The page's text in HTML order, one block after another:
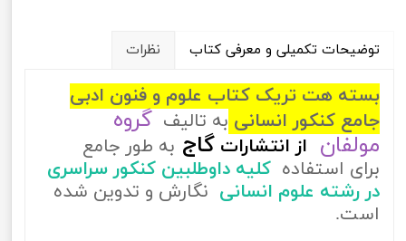
توضیحات تکمیلی و معرفی کتاب نظرات
بسته هت تریک کتاب علوم و فنون ادبی
جامع کنکور انسانی به تالیف گروه
مولفان از انتشارات گاج به طور جامع
برای استفاده کلیه داوطلبین کنکور سراسری
در رشته علوم انسانی نگارش و تدوین شده
است.